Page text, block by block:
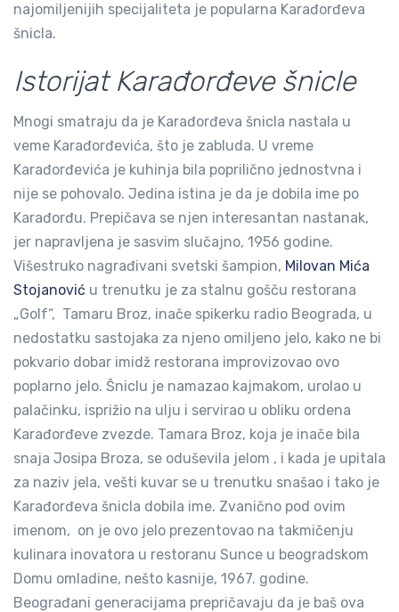
najomiljenijih specijaliteta je popularna Karađorđeva
šnicla.
Istorijat Karađorđeve šnicle
Mnogi smatraju da je Karađorđeva šnicla nastala u
veme Karađorđevića, što je zabluda. U vreme
Karađorđevića je kuhinja bila poprilično jednostvna i
nije se pohovalo. Jedina istina je da je dobila ime po
Karađorđu. Prepičava se njen interesantan nastanak,
jer napravljena je sasvim slučajno, 1956 godine.
Višestruko nagrađivani svetski šampion, Milovan Mića
Stojanović u trenutku je za stalnu gošču restorana
„Golf“, Tamaru Broz, inače spikerku radio Beograda, u
nedostatku sastojaka za njeno omiljeno jelo, kako ne bi
pokvario dobar imidž restorana improvizovao ovo
poplarno jelo. Šniclu je namazao kajmakom, urolao u
palačinku, isprižio na ulju i servirao u obliku ordena
Karađorđeve zvezde. Tamara Broz, koja je inače bila
snaja Josipa Broza, se oduševila jelom , i kada je upitala
za naziv jela, vešti kuvar se u trenutku snašao i tako je
Karađorđeva šnicla dobila ime. Zvanično pod ovim
imenom, on je ovo jelo prezentovao na takmičenju
kulinara inovatora u restoranu Sunce u beogradskom
Domu omladine, nešto kasnije, 1967. godine.
Beograđani generacijama prepričavaju da je baš ova